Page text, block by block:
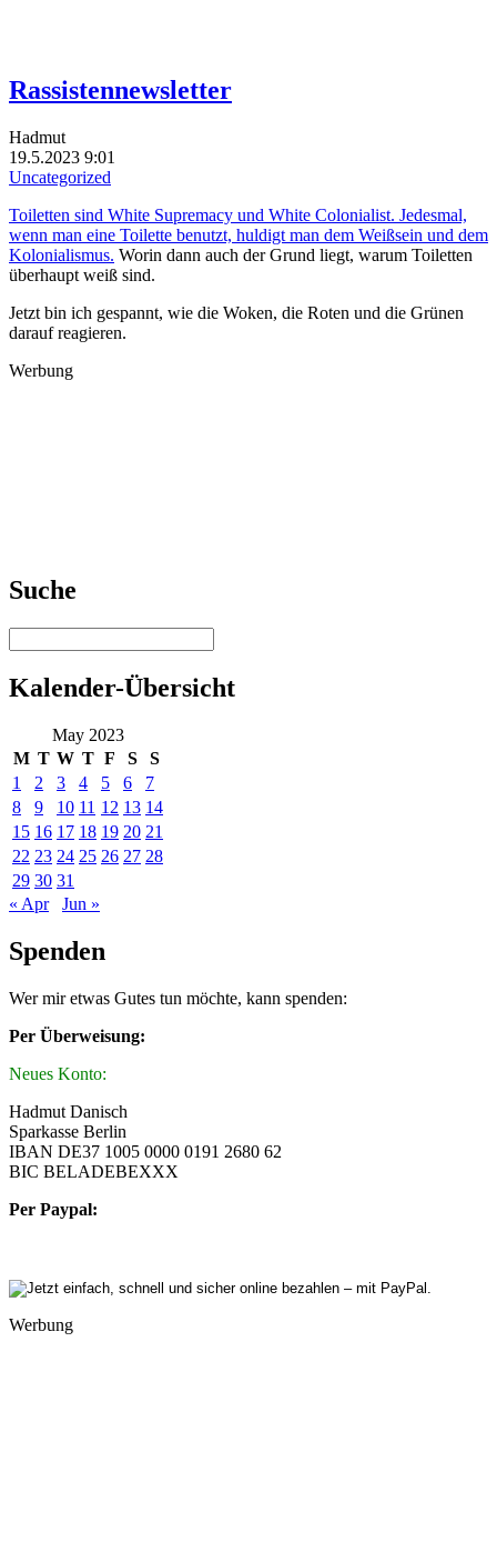
Rassistennewsletter
Hadmut
19.5.2023 9:01
Uncategorized
Toiletten sind White Supremacy und White Colonialist. Jedesmal,
wenn man eine Toilette benutzt, huldigt man dem Weißsein und dem
Kolonialismus. Worin dann auch der Grund liegt, warum Toiletten
überhaupt weiß sind.
Jetzt bin ich gespannt, wie die Woken, die Roten und die Grünen
darauf reagieren.
Werbung
Suche
Kalender-Übersicht
May 2023
M T W T F S
S
1
2 3 4 5 6
7
8
9 10 11 12 13 14
15 16 17 18 19 20 21
22 23 24 25 26 27 28
29 30 31
« Apr
Jun »
Spenden
Wer mir etwas Gutes tun möchte, kann spenden:
Per Überweisung:
Neues Konto:
Hadmut Danisch
Sparkasse Berlin
IBAN DE37 1005 0000 0191 2680 62
BIC BELADEBEXXX
Per Paypal:
Werbung